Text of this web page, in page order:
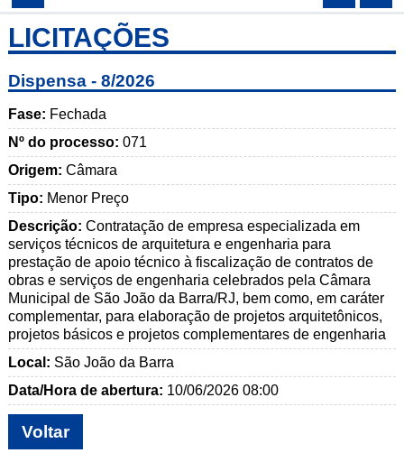
LICITAÇÕES
Dispensa - 8/2026
Fase: Fechada
Nº do processo: 071
Origem: Câmara
Tipo: Menor Preço
Descrição: Contratação de empresa especializada em
serviços técnicos de arquitetura e engenharia para
prestação de apoio técnico à fiscalização de contratos de
obras e serviços de engenharia celebrados pela Câmara
Municipal de São João da Barra/RJ, bem como, em caráter
complementar, para elaboração de projetos arquitetônicos,
projetos básicos e projetos complementares de engenharia
Local: São João da Barra
Data/Hora de abertura: 10/06/2026 08:00
Voltar